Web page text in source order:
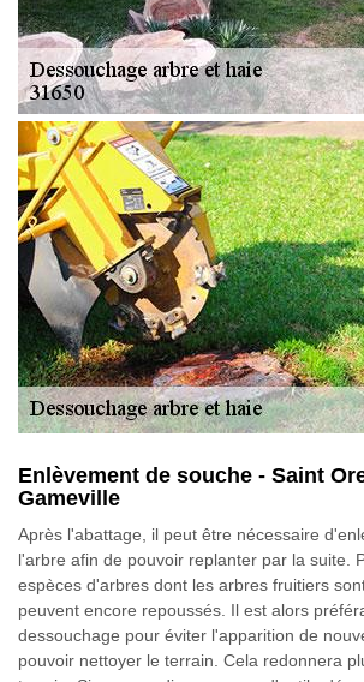
Enlèvement de souche - Saint
Gameville
Après l'abattage, il peut être nécessaire
l'arbre afin de pouvoir replanter par la suite.
espèces d'arbres dont les arbres fruitiers
peuvent encore repoussés. Il est alors
dessouchage pour éviter l'apparition de
pouvoir nettoyer le terrain. Cela redonnera